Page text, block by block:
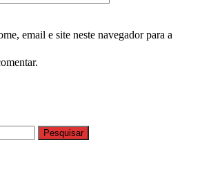
email e site neste navegador para a